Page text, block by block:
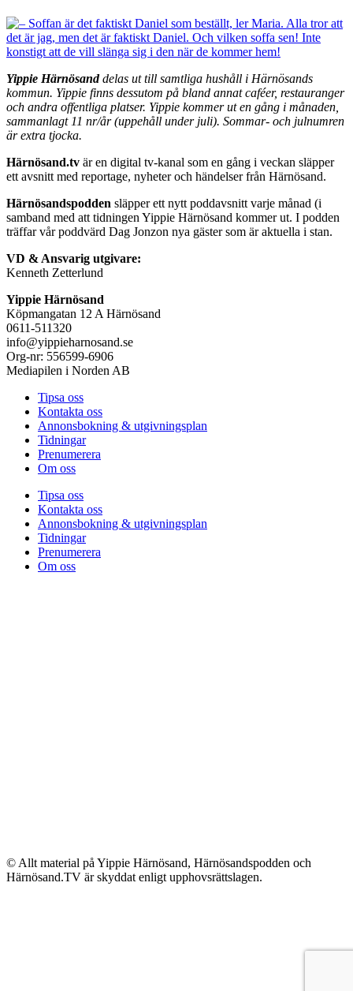
Yippie Härnösanddelas ut till samtliga hushåll i Härnösands
kommun. Yippie finns dessutom på bland annat caféer, restauranger
och andra offentliga platser. Yippie kommer ut en gång i månaden,
sammanlagt 11 nr/år (uppehåll under juli). Sommar- och julnumren
är extra tjocka.
Härnösand.tv är en digital tv-kanal som en gång i veckan släpper
ett avsnitt med reportage, nyheter och händelser från Härnösand.
Härnösandspodden släpper ett nytt poddavsnitt varje månad (i
samband med att tidningen Yippie Härnösand kommer ut. I podden
träffar vår poddvärd Dag Jonzon nya gäster som är aktuella i stan.
VD & Ansvarig utgivare:
Kenneth Zetterlund
Yippie Härnösand
Köpmangatan 12 A Härnösand
0611-511320
info@yippieharnosand.se
Org-nr: 556599-6906
Mediapilen i Norden AB
Tipsa oss
Kontakta oss
Annonsbokning & utgivningsplan
Tidningar
Prenumerera
Om oss
Tipsa oss
Kontakta oss
Annonsbokning & utgivningsplan
Tidningar
Prenumerera
Om oss
© Allt material på Yippie Härnösand, Härnösandspodden och
Härnösand.TV är skyddat enligt upphovsrättslagen.